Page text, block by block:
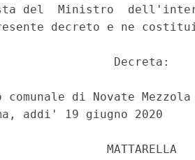
del  Ministro
decreto e ne
Decreta:
comunale di Novate
addi' 19 giugno 2020
MATTARELLA